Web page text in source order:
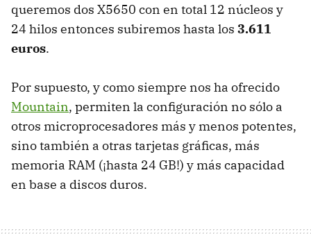
queremos dos X5650 con en total 12 núcleos y
24 hilos entonces subiremos hasta los 3.611
euros.
Por supuesto, y como siempre nos ha ofrecido
Mountain, permiten la configuración no sólo a
otros microprocesadores más y menos potentes,
sino también a otras tarjetas gráficas, más
memoria RAM (¡hasta 24 GB!) y más capacidad
en base a discos duros.